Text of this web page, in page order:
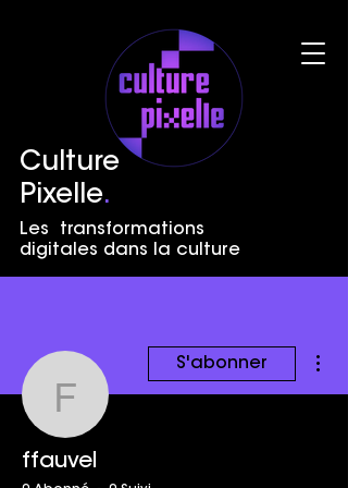
Culture
Pixelle.
Les transformations
digitales dans la culture
ffauvel
S'abonner
ffauvel